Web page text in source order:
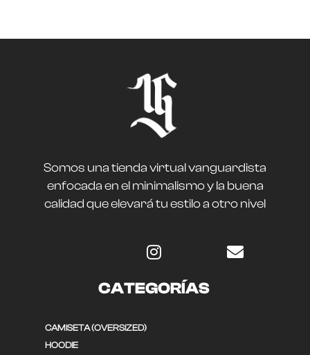
Somos una tienda virtual vanguardista
enfocada en el minimalismo y la buena
calidad que elevará tu estilo a otro nivel
CATEGORÍAS
CAMISETA (OVERSIZED)
HOODIE